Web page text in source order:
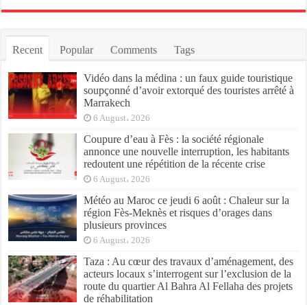
Recent Popular Comments Tags
Vidéo dans la médina : un faux guide touristique
soupçonné d’avoir extorqué des touristes arrêté à
Marrakech
6 August، 2026
Coupure d’eau à Fès : la société régionale
annonce une nouvelle interruption, les habitants
redoutent une répétition de la récente crise
6 August، 2026
Météo au Maroc ce jeudi 6 août : Chaleur sur la
région Fès-Meknès et risques d’orages dans
plusieurs provinces
6 August، 2026
Taza : Au cœur des travaux d’aménagement, des
acteurs locaux s’interrogent sur l’exclusion de la
route du quartier Al Bahra Al Fellaha des projets
de réhabilitation